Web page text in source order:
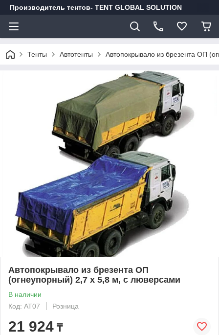
Производитель тентов- TENT GLOBAL SOLUTION
Тенты Автотенты Автопокрывало из брезента ОП
Автопокрывало из брезента ОП
(огнеупорный) 2,7 х 5,8 м, с люверсами
В наличии
Код: AT07
Розница
21 924 ₸